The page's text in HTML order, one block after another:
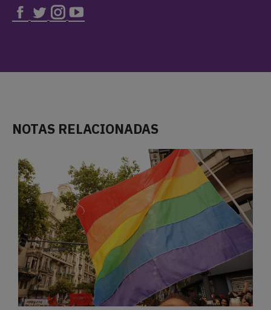
NOTAS RELACIONADAS